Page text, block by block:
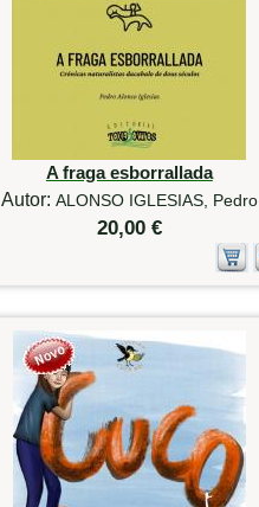
A fraga esborrallada
Autor: ALONSO IGLESIAS, Pedro
20,00 €